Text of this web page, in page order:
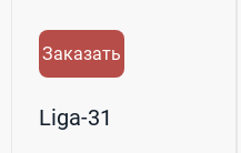
Заказать
Liga-31